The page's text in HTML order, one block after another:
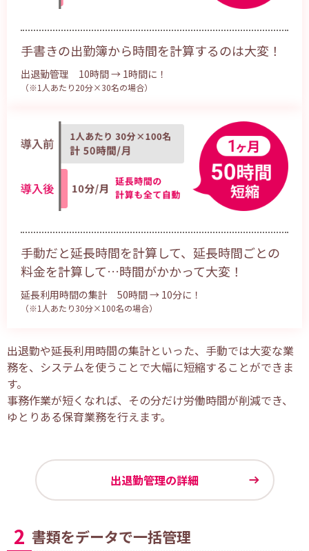
手書きの出勤簿から時間を計算するのは大変！
出退勤管理 10時間 → 1時間に！
（※1人あたり20分×30名の場合）
手動だと延長時間を計算して、延長時間ごとの
料金を計算して…時間がかかって大変！
延長利用時間の集計 50時間 → 10分に！
（※1人あたり30分×100名の場合）
出退勤や延長利用時間の集計といった、手動では大変な業
務を、システムを使うことで大幅に短縮することができま
す。
事務作業が短くなれば、その分だけ労働時間が削減でき、
ゆとりある保育業務を行えます。
出退勤管理の詳細
2 書類をデータで一括管理